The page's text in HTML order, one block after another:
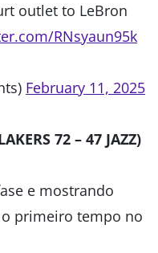
outlet to LeBron
RNsyaun95k
February 11, 2025
72 – 47 JAZZ)
e mostrando
primeiro tempo no